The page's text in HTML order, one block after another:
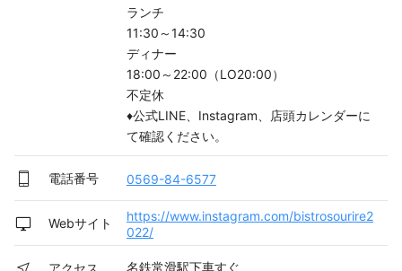
ランチ
11:30～14:30
ディナー
18:00～22:00（LO20:00）
不定休
♦公式LINE、Instagram、店頭カレンダーに
て確認ください。
電話番号 0569-84-6577
Webサイト
https://www.instagram.com/bistrosourire2
022/
アクセス 名鉄常滑駅下車すぐ